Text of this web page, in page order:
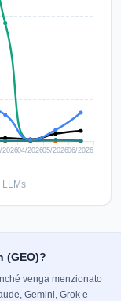
LLMs
(GEO)?
venga menzionato
Gemini, Grok e